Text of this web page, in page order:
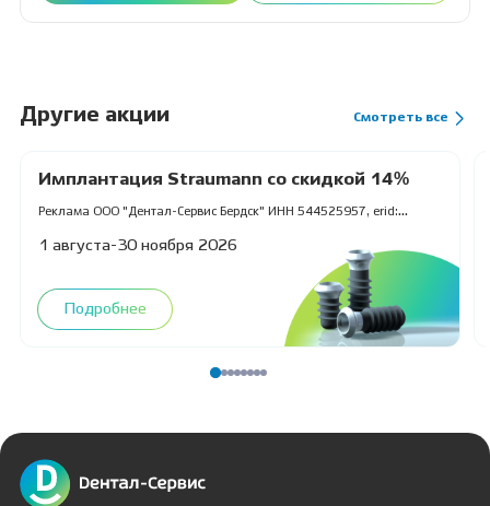
Другие акции Смотреть все
Имплантация Straumann со скидкой 14%
Реклама ООО "Дентал-Сервис Бердск" ИНН 544525957, erid:
1 августа-30 ноября 2026
Подробнее